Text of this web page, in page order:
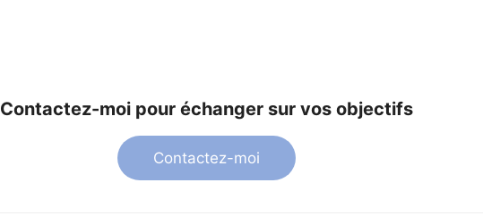
Contactez-moi pour échanger sur vos objectifs
Contactez-moi